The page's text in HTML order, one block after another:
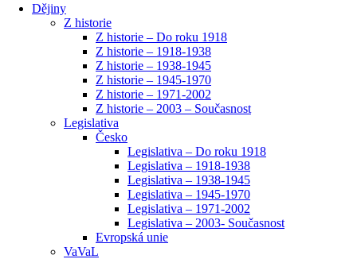
Dějiny
Z historie
Z historie – Do roku 1918
Z historie – 1918-1938
Z historie – 1938-1945
Z historie – 1945-1970
Z historie – 1971-2002
Z historie – 2003 – Současnost
Legislativa
Česko
Legislativa – Do roku 1918
Legislativa – 1918-1938
Legislativa – 1938-1945
Legislativa – 1945-1970
Legislativa – 1971-2002
Legislativa – 2003- Současnost
Evropská unie
VaVaL